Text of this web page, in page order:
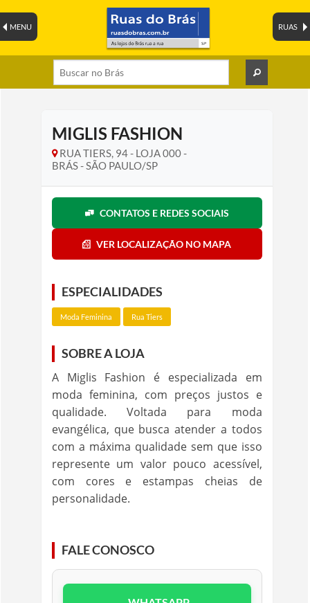
RUAS
MENU
MIGLIS FASHION
RUA TIERS, 94 - LOJA 000 -
BRÁS - SÃO PAULO/SP
CONTATOS E REDES SOCIAIS
VER LOCALIZAÇÃO NO MAPA
ESPECIALIDADES
Moda Feminina Rua Tiers
SOBRE A LOJA
A Miglis Fashion é especializada em
moda feminina, com preços justos e
qualidade. Voltada para moda
evangélica, que busca atender a todos
com a máxima qualidade sem que isso
represente um valor pouco acessível,
com cores e estampas cheias de
personalidade.
FALE CONOSCO